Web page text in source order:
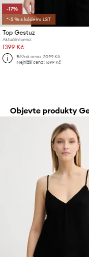
-17%
*-5 % s kódem: LST
Top Gestuz
Aktuální cena:
1399 Kč
Běžná cena:2099 Kč
Nejnižší cena:1699 Kč
Objevte produkty